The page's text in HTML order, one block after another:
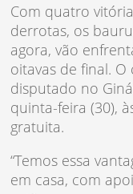
Com quatro
derrotas, os
agora, vão
oitavas de final.
disputado no
quinta-feira (30),
gratuita.
“Temos essa
em casa, com